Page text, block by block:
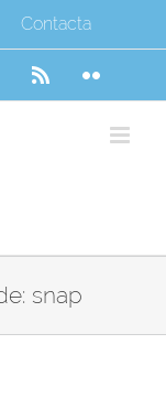
Contacta
Flickr
snap